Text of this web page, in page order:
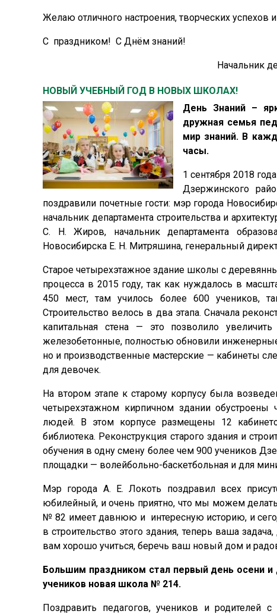
Желаю отличного настроения, творческих успехов
С праздником! С Днём знаний!
Начальник
НОВЫЙ УЧЕБНЫЙ ГОД В НОВЫХ ШКОЛАХ!
День Знаний –
дружная семья
мир знаний. В
часы.
1 сентября 2018
Дзержинского
поздравили почетные гости: мэр города
начальник департамента строительства и
С. Н. Жиров, начальник департамента
Новосибирска Е. Н. Митряшина, генеральный
Старое четырехэтажное здание школы с
процесса в 2015 году, так как нуждалось в
450 мест, там училось более 600 учеников,
Строительство велось в два этапа. Сначала
капитальная стена — это позволило
железобетонные, полностью обновили
но и производственные мастерские — кабинеты
для девочек.
На втором этапе к старому корпусу была
четырехэтажном кирпичном здании
людей. В этом корпусе размещены 12
библиотека. Реконструкция старого здания и
обучения в одну смену более чем 900 учеников
площадки — волейбольно-баскетбольная и для
Мэр города А. Е. Локоть поздравил всех
юбилейный, и очень приятно, что мы можем
№ 82 имеет давнюю и интересную историю, и
в строительство этого здания, теперь ваша
вам хорошо учиться, беречь ваш новый дом и
Большим праздником стал первый день осени
учеников новая школа № 214.
Поздравить педагогов, учеников и